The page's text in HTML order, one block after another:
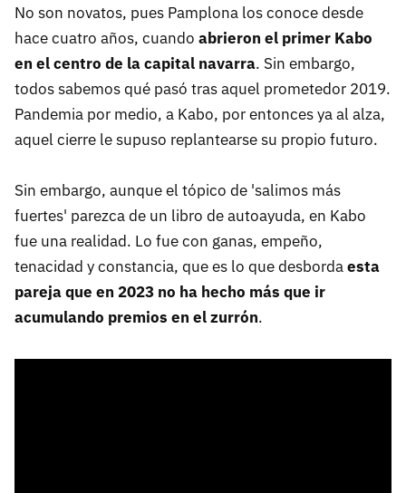
No son novatos, pues Pamplona los conoce desde
hace cuatro años, cuando abrieron el primer Kabo
en el centro de la capital navarra. Sin embargo,
todos sabemos qué pasó tras aquel prometedor 2019.
Pandemia por medio, a Kabo, por entonces ya al alza,
aquel cierre le supuso replantearse su propio futuro.
Sin embargo, aunque el tópico de 'salimos más
fuertes' parezca de un libro de autoayuda, en Kabo
fue una realidad. Lo fue con ganas, empeño,
tenacidad y constancia, que es lo que desbordaesta
pareja que en 2023 no ha hecho más que ir
acumulando premios en el zurrón.